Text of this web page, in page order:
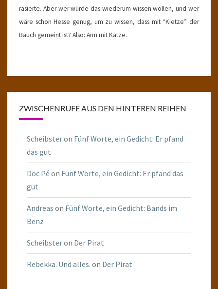
rasierte. Aber wer würde das wiederum wissen wollen, und wer
wäre schon Hesse genug, um zu wissen, dass mit “Kietze” der
Bauch gemeint ist? Also: Arm mit Katze.
ZWISCHENRUFE AUS DEN HINTEREN REIHEN
Scheibsteron Fünf Worte, ein Gedicht: Er pfand
das gut
Doc Pé on Fünf Worte, ein Gedicht: Er pfand das
gut
Andreas on Fünf Worte, ein Gedicht: Bands im
Benz
Scheibsteron Der Pirat
Rebekka. Und alles. on Der Pirat